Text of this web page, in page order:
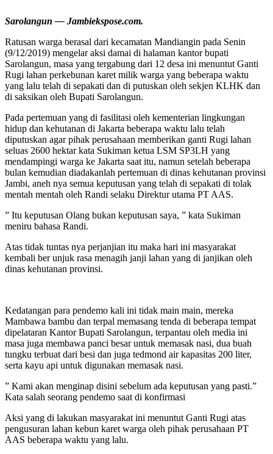
Sarolangun — Jambiekspose.com.
Ratusan warga berasal dari kecamatan Mandiangin pada Senin
(9/12/2019) mengelar aksi damai di halaman kantor bupati
Sarolangun, masa yang tergabung dari 12 desa ini menuntut Ganti
Rugi lahan perkebunan karet milik warga yang beberapa waktu
yang lalu telah di sepakati dan di putuskan oleh sekjen KLHK dan
di saksikan oleh Bupati Sarolangun.
Pada pertemuan yang di fasilitasi oleh kementerian lingkungan
hidup dan kehutanan di Jakarta beberapa waktu lalu telah
diputuskan agar pihak perusahaan memberikan ganti Rugi lahan
seluas 2600 hektar kata Sukiman ketua LSM SP3LH yang
mendampingi warga ke Jakarta saat itu, namun setelah beberapa
bulan kemudian diadakanlah pertemuan di dinas kehutanan provinsi
Jambi, aneh nya semua keputusan yang telah di sepakati di tolak
mentah mentah oleh Randi selaku Direktur utama PT AAS.
” Itu keputusan Olang bukan keputusan saya, ” kata Sukiman
meniru bahasa Randi.
Atas tidak tuntas nya perjanjian itu maka hari ini masyarakat
kembali ber unjuk rasa menagih janji lahan yang di janjikan oleh
dinas kehutanan provinsi.
Kedatangan para pendemo kali ini tidak main main, mereka
Mambawa bambu dan terpal memasang tenda di beberapa tempat
dipelataran Kantor Bupati Sarolangun, terpantau oleh media ini
masa juga membawa panci besar untuk memasak nasi, dua buah
tungku terbuat dari besi dan juga tedmond air kapasitas 200 liter,
serta kayu api untuk digunakan memasak nasi.
” Kami akan menginap disini sebelum ada keputusan yang pasti.”
Kata salah seorang pendemo saat di konfirmasi
Aksi yang di lakukan masyarakat ini menuntut Ganti Rugi atas
pengusuran lahan kebun karet warga oleh pihak perusahaan PT
AAS beberapa waktu yang lalu.